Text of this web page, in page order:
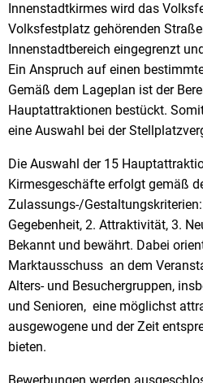
Innenstadtkirmes wird das
Volksfestplatz gehörenden
Innenstadtbereich eingegrenzt
Ein Anspruch auf einen
Gemäß dem Lageplan ist der
Hauptattraktionen bestückt.
eine Auswahl bei der
Die Auswahl der 15
Kirmesgeschäfte erfolgt gemäß
Zulassungs-/
Gegebenheit, 2. Attraktivität, 3.
Bekannt und bewährt. Dabei
Marktausschuss an dem
Alters- und Besuchergruppen,
und Senioren, eine möglichst
ausgewogene und der Zeit
bieten.